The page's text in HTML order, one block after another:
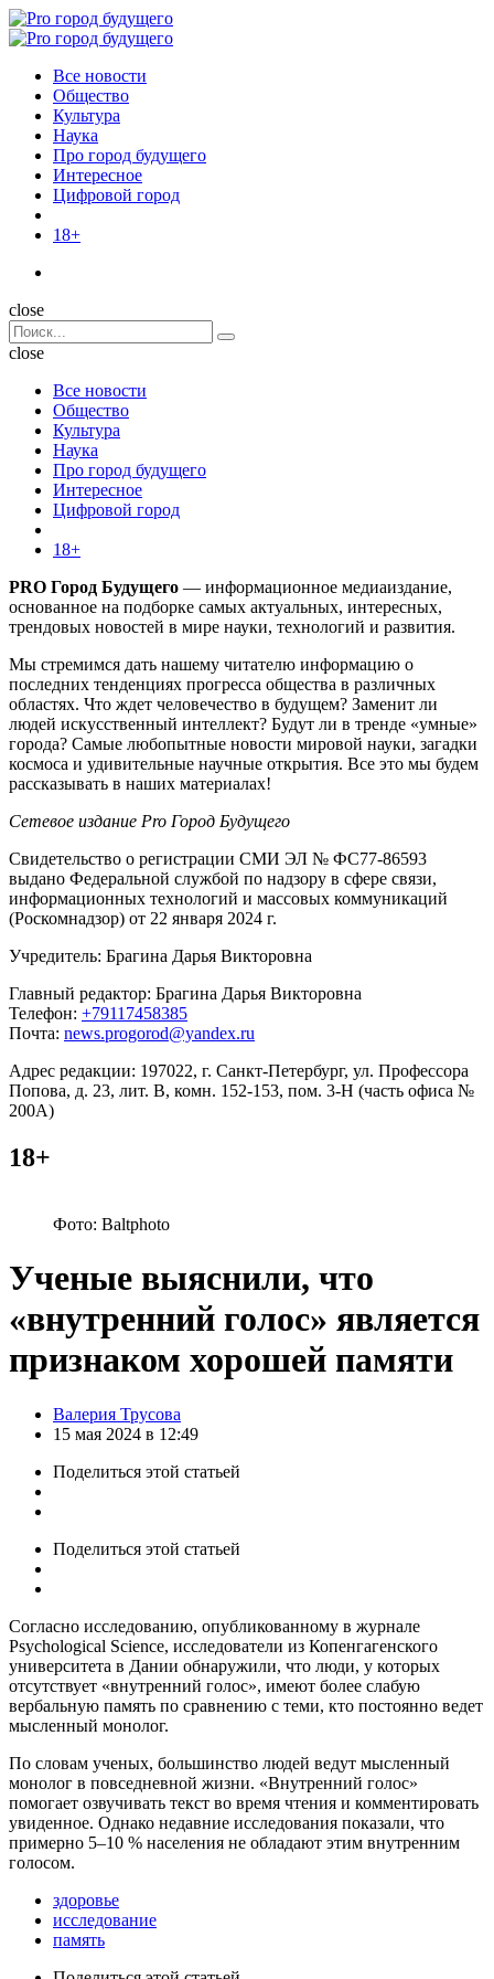
Menu
Поиск
Menu
Pro
Все новости
Общество
Культура
Наука
Про город будущего
Интересное
Цифровой город
18+
Поиск
close
Search
for:
Поиск
close
Все новости
Общество
Культура
Наука
Про город будущего
Интересное
Цифровой город
18+
PRO Город Будущего — информационное медиаиздание,
основанное на подборке самых актуальных, интересных,
трендовых новостей в мире науки, технологий и развития.
Мы стремимся дать нашему читателю информацию о
последних тенденциях прогресса общества в различных
областях. Что ждет человечество в будущем? Заменит ли
людей искусственный интеллект? Будут ли в тренде «умные»
города? Самые любопытные новости мировой науки, загадки
космоса и удивительные научные открытия. Все это мы будем
рассказывать в наших материалах!
Сетевое издание Pro Город Будущего
Свидетельство о регистрации СМИ ЭЛ № ФС77-86593
выдано Федеральной службой по надзору в сфере связи,
информационных технологий и массовых коммуникаций
(Роскомнадзор) от 22 января 2024 г.
Учредитель: Брагина Дарья Викторовна
Главный редактор: Брагина Дарья Викторовна
Телефон: +79117458385
Почта: news.progorod@yandex.ru
Адрес редакции: 197022, г. Санкт-Петербург, ул. Профессора
Попова, д. 23, лит. В, комн. 152-153, пом. 3-Н (часть офиса №
200А)
18+
Фото: Baltphоto
Ученые выяснили, что
«внутренний голос» является
признаком хорошей памяти
Posted
by
Валерия Трусова
15 мая 2024 в 12:49
Поделиться этой статьей
Поделиться этой статьей
Согласно исследованию, опубликованному в журнале
Psychological Science, исследователи из Копенгагенского
университета в Дании обнаружили, что люди, у которых
отсутствует «внутренний голос», имеют более слабую
вербальную память по сравнению с теми, кто постоянно ведет
мысленный монолог.
По словам ученых, большинство людей ведут мысленный
монолог в повседневной жизни. «Внутренний голос»
помогает озвучивать текст во время чтения и комментировать
увиденное. Однако недавние исследования показали, что
примерно 5–10 % населения не обладают этим внутренним
голосом.
здоровье
исследование
память